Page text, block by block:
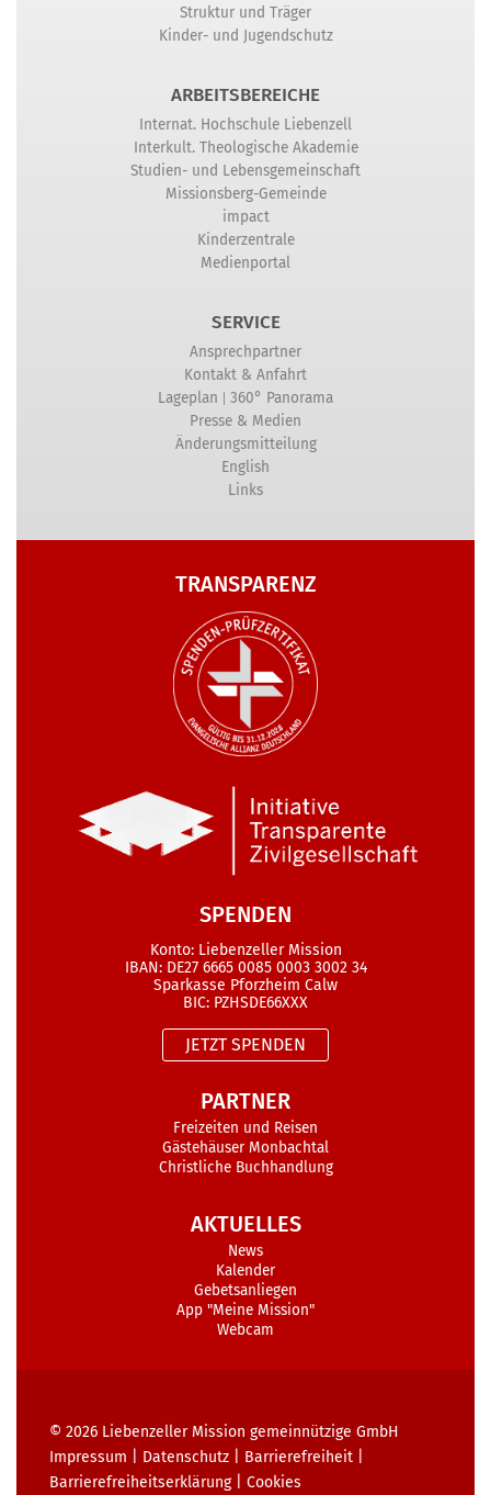
Struktur und Träger
Kinder- und Jugendschutz
ARBEITSBEREICHE
Internat. Hochschule Liebenzell
Interkult. Theologische Akademie
Studien- und Lebensgemeinschaft
Missionsberg-Gemeinde
impact
Kinderzentrale
Medienportal
SERVICE
Ansprechpartner
Kontakt & Anfahrt
Lageplan | 360° Panorama
Presse & Medien
Änderungsmitteilung
English
Links
TRANSPARENZ
SPENDEN
Konto: Liebenzeller Mission
IBAN: DE27 6665 0085 0003 3002 34
Sparkasse Pforzheim Calw
BIC: PZHSDE66XXX
JETZT SPENDEN
PARTNER
Freizeiten und Reisen
Gästehäuser Monbachtal
Christliche Buchhandlung
AKTUELLES
News
Kalender
Gebetsanliegen
App "Meine Mission"
Webcam
© 2026 Liebenzeller Mission gemeinnützige GmbH
Impressum
Datenschutz Barrierefreiheit
Barrierefreiheits­erklärung| Cookies